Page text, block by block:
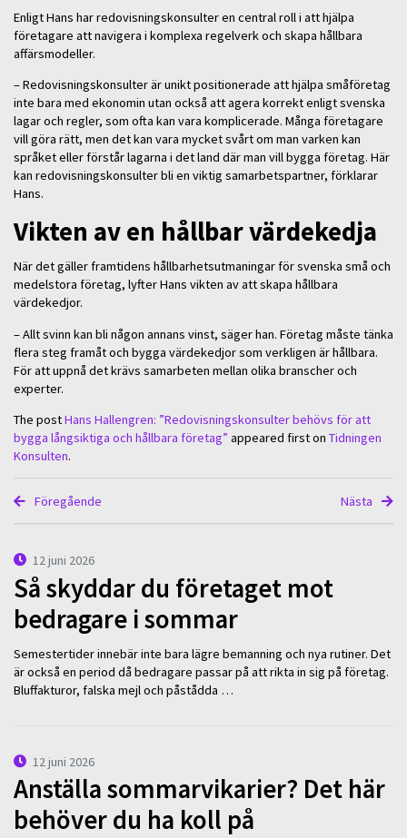
Enligt Hans har redovisningskonsulter en central roll i att hjälpa
företagare att navigera i komplexa regelverk och skapa hållbara
affärsmodeller.
– Redovisningskonsulter är unikt positionerade att hjälpa småföretag
inte bara med ekonomin utan också att agera korrekt enligt svenska
lagar och regler, som ofta kan vara komplicerade. Många företagare
vill göra rätt, men det kan vara mycket svårt om man varken kan
språket eller förstår lagarna i det land där man vill bygga företag. Här
kan redovisningskonsulter bli en viktig samarbetspartner, förklarar
Hans.
Vikten av en hållbar värdekedja
När det gäller framtidens hållbarhetsutmaningar för svenska små och
medelstora företag, lyfter Hans vikten av att skapa hållbara
värdekedjor.
– Allt svinn kan bli någon annans vinst, säger han. Företag måste tänka
flera steg framåt och bygga värdekedjor som verkligen är hållbara.
För att uppnå det krävs samarbeten mellan olika branscher och
experter.
The postHans Hallengren: ”Redovisningskonsulter behövs för att
bygga långsiktiga och hållbara företag” appeared first on Tidningen
Konsulten.
Föregående Nästa
12 juni 2026
Så skyddar du företaget mot
bedragare i sommar
Semestertider innebär inte bara lägre bemanning och nya rutiner. Det
är också en period då bedragare passar på att rikta in sig på företag.
Bluffakturor, falska mejl och påstådda …
12 juni 2026
Anställa sommarvikarier? Det här
behöver du ha koll på